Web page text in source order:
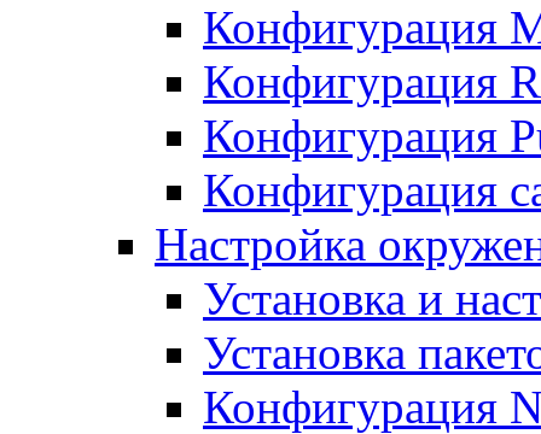
Конфигурация
Конфигурация
Конфигурация
Конфигурация
Настройка
Установка и
Установка
Конфигурация